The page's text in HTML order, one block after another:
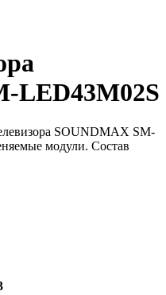
LED43M02S
SOUNDMAX SM-
модули. Состав